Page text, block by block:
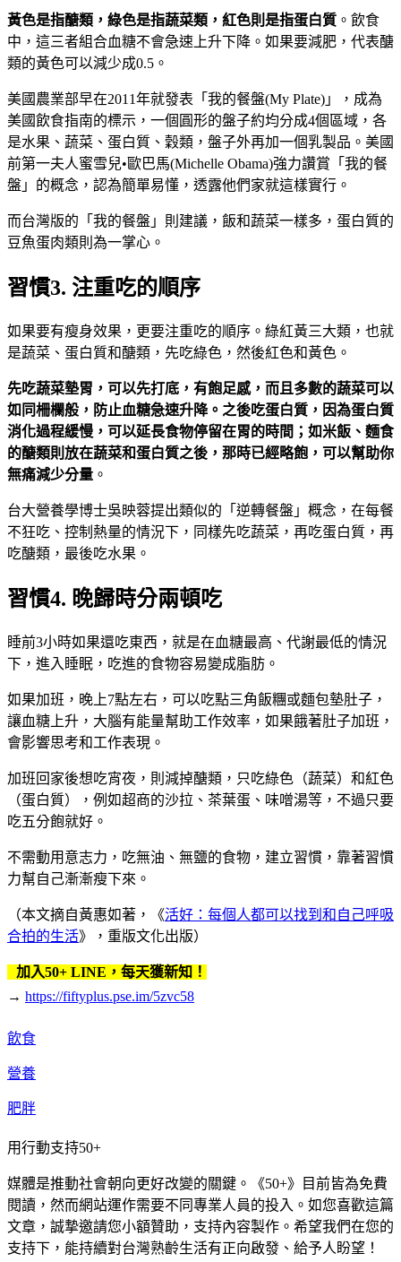
黃色是指醣類，綠色是指蔬菜類，紅色則是指蛋白質 。飲食
中，這三者組合血糖不會急速上升下降。如果要減肥，代表醣
類的黃色可以減少成0.5。
美國農業部早在2011年就發表「我的餐盤(My Plate)」，成為
美國飲食指南的標示，一個圓形的盤子約均分成4個區域，各
是水果、蔬菜、蛋白質、穀類，盤子外再加一個乳製品。美國
前第一夫人蜜雪兒•歐巴馬(Michelle Obama)強力讚賞「我的餐
盤」的概念，認為簡單易懂，透露他們家就這樣實行。
而台灣版的「我的餐盤」則建議，飯和蔬菜一樣多，蛋白質的
豆魚蛋肉類則為一掌心。
習慣3. 注重吃的順序
如果要有瘦身效果，更要注重吃的順序。綠紅黃三大類，也就
是蔬菜、蛋白質和醣類，先吃綠色，然後紅色和黃色。
先吃蔬菜墊胃，可以先打底，有飽足感，而且多數的蔬菜可以
如同柵欄般，防止血糖急速升降。之後吃蛋白質，因為蛋白質
消化過程緩慢，可以延長食物停留在胃的時間；如米飯、麵食
的醣類則放在蔬菜和蛋白質之後，那時已經略飽，可以幫助你
無痛減少分量 。
台大營養學博士吳映蓉提出類似的「逆轉餐盤」概念，在每餐
不狂吃、控制熱量的情況下，同樣先吃蔬菜，再吃蛋白質，再
吃醣類，最後吃水果。
習慣4. 晚歸時分兩頓吃
睡前3小時如果還吃東西，就是在血糖最高、代謝最低的情況
下，進入睡眠，吃進的食物容易變成脂肪。
如果加班，晚上7點左右，可以吃點三角飯糰或麵包墊肚子，
讓血糖上升，大腦有能量幫助工作效率，如果餓著肚子加班，
會影響思考和工作表現。
加班回家後想吃宵夜，則減掉醣類，只吃綠色（蔬菜）和紅色
（蛋白質），例如超商的沙拉、茶葉蛋、味噌湯等，不過只要
吃五分飽就好。
不需動用意志力，吃無油、無鹽的食物，建立習慣，靠著習慣
力幫自己漸漸瘦下來。
（本文摘自黃惠如著，《活好：每個人都可以找到和自己呼吸
合拍的生活》，重版文化出版）
加入50+ LINE，每天獲新知！
→ https://fiftyplus.pse.im/5zvc58
飲食
營養
肥胖
用行動支持50+
媒體是推動社會朝向更好改變的關鍵。《50+》目前皆為免費
閱讀，然而網站運作需要不同專業人員的投入。如您喜歡這篇
文章，誠摯邀請您小額贊助，支持內容製作。希望我們在您的
支持下，能持續對台灣熟齡生活有正向啟發、給予人盼望！